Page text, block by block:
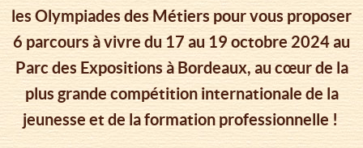
les Olympiades des Métiers pour vous proposer
6 parcours à vivre du 17 au 19 octobre 2024 au
Parc des Expositions à Bordeaux, au cœur de la
plus grande compétition internationale de la
jeunesse et de la formation professionnelle !